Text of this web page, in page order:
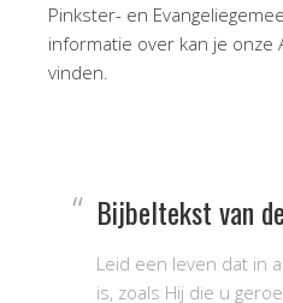
Pinkster- en
informatie over kan je onze
vinden.
Bijbeltekst van
Leid een leven dat in
is, zoals Hij die u